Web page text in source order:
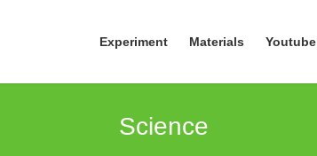
Experiment Materials Youtube
Science